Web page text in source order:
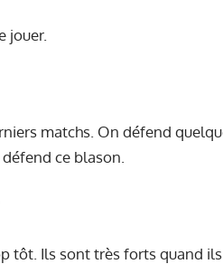
jouer.
matchs. On défend
ce blason.
tôt. Ils sont très forts quand